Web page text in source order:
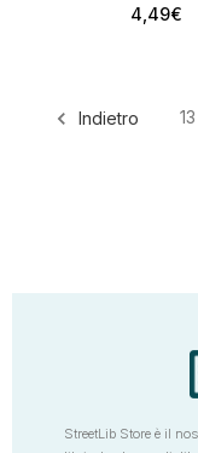
4,49€
Indietro 13
StreetLib Store è il